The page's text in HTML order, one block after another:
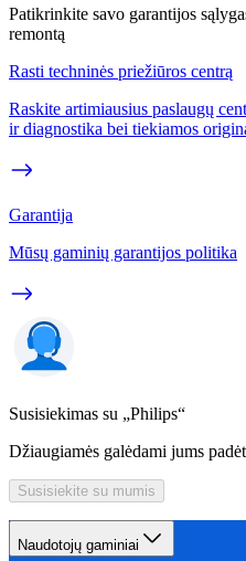
Patikrinkite savo garantijos
remontą
Rasti techninės priežiūros centrą
Raskite artimiausius paslaugų
ir diagnostika bei tiekiamos
Garantija
Mūsų gaminių garantijos politika
Susisiekimas su „Philips“
Džiaugiamės galėdami jums
Susisiekite su mumis
Naudotojų gaminiai